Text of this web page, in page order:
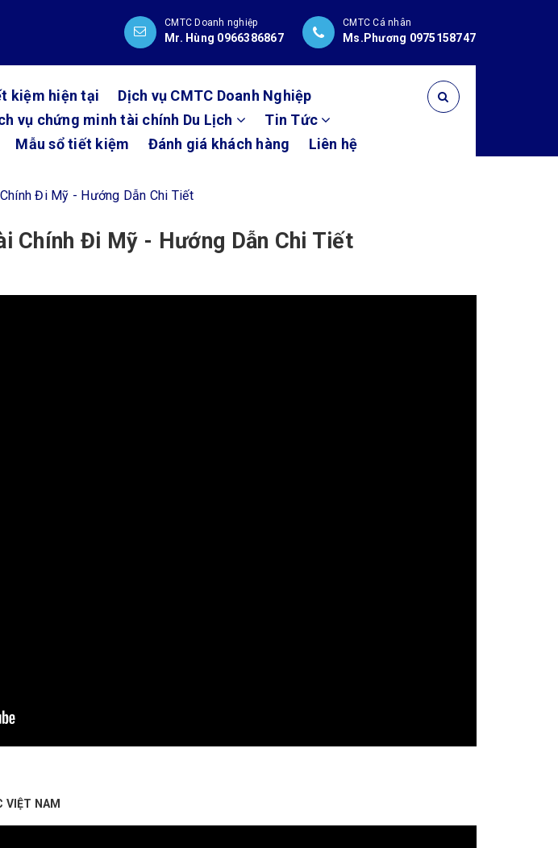
CMTC Doanh nghiệp
Mr. Hùng 0966386867
CMTC Cá nhân
Ms.Phương 0975158747
kiệm hiện tại
Dịch vụ CMTC Doanh Nghiệp
vụ chứng minh tài chính Du Lịch
Tin Tức
Mẫu sổ tiết kiệm Đánh giá khách hàng Liên hệ
Đi Mỹ - Hướng Dẫn Chi Tiết
Chính Đi Mỹ - Hướng Dẫn Chi Tiết
VIỆT NAM